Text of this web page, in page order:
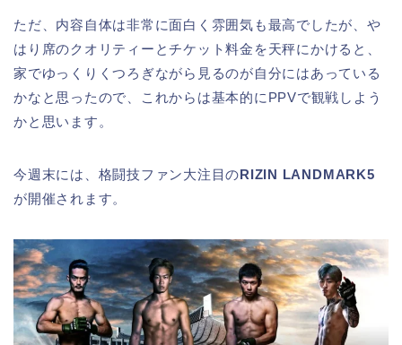
ただ、内容自体は非常に面白く雰囲気も最高でしたが、や
はり席のクオリティーとチケット料金を天秤にかけると、
家でゆっくりくつろぎながら見るのが自分にはあっている
かなと思ったので、これからは基本的にPPVで観戦しよう
かと思います。
今週末には、格闘技ファン大注目のRIZIN LANDMARK5
が開催されます。